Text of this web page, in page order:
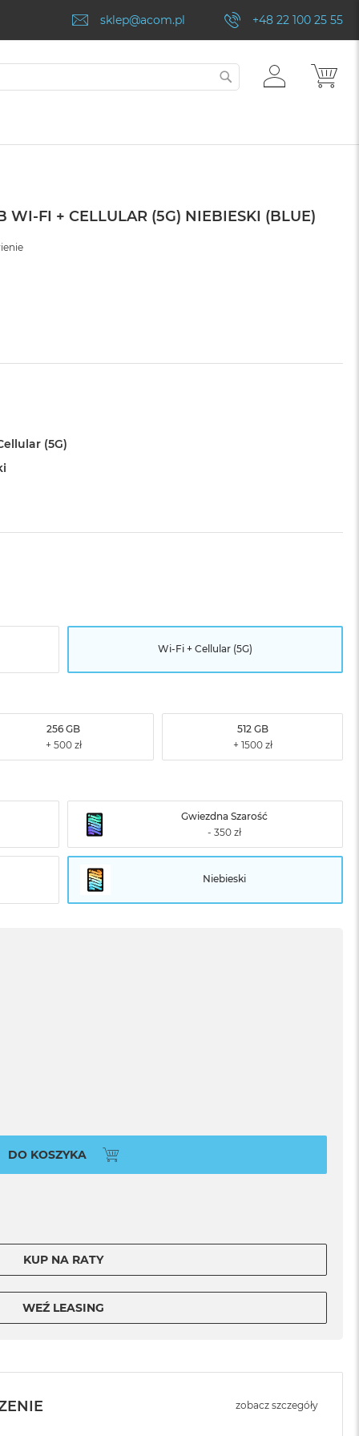
sklep@acom.pl +48 22 100 25 55
ZALOGUJ
SIĘ
SZUKAJ
WI-FI + CELLULAR (5G) NIEBIESKI (BLUE)
(5G)
Wi-Fi + Cellular (5G)
256 GB 512 GB
Gwiezdna Szarość
Niebieski
DO KOSZYKA
KUP NA RATY
WEŹ LEASING
zobacz szczegóły